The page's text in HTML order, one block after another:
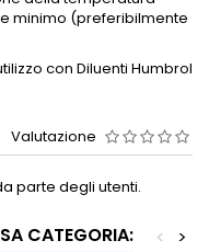
minimo (preferibilmente
con Diluenti Humbrol
Valutazione
parte degli utenti.
CATEGORIA: >
<